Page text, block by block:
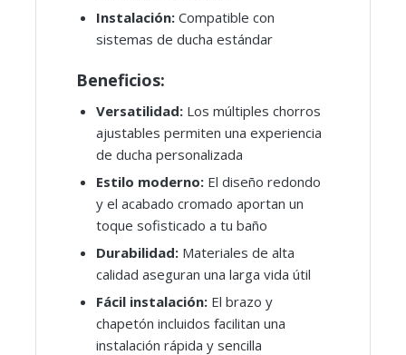
Instalación: Compatible con
sistemas de ducha estándar
Beneficios:
Versatilidad: Los múltiples chorros
ajustables permiten una experiencia
de ducha personalizada
Estilo moderno: El diseño redondo
y el acabado cromado aportan un
toque sofisticado a tu baño
Durabilidad: Materiales de alta
calidad aseguran una larga vida útil
Fácil instalación: El brazo y
chapetón incluidos facilitan una
instalación rápida y sencilla